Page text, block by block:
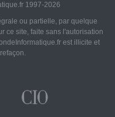
1997-2026
ou partielle, par quelque
ce site, faite sans l'autorisation
est illicite et